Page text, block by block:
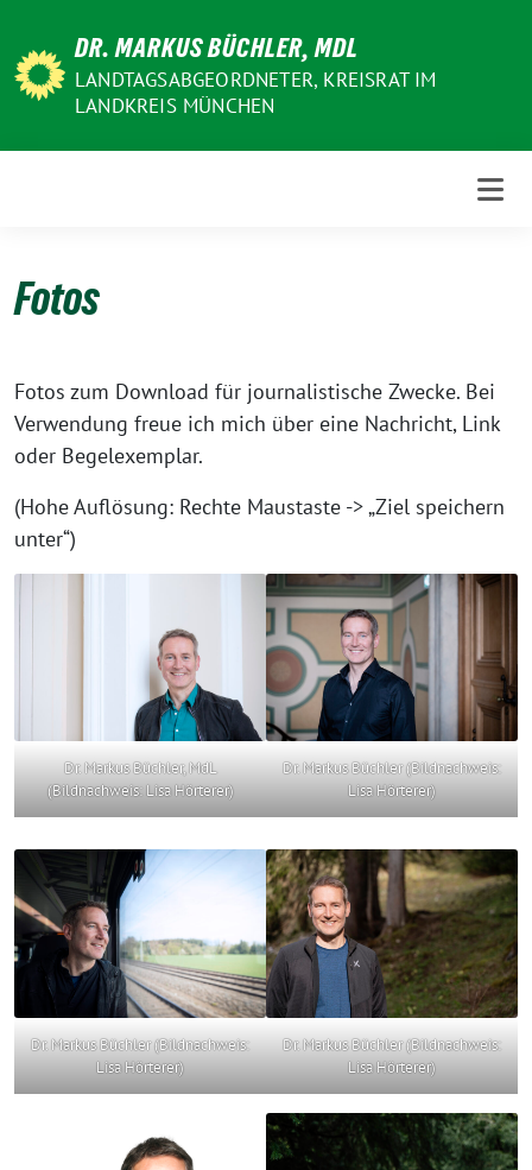
zum
Inhalt
DR. MARKUS BÜCHLER, MDL
LANDTAGSABGEORDNETER, KREISRAT IM
LANDKREIS MÜNCHEN
Fotos
Fotos zum Download für journalistische Zwecke. Bei
Verwendung freue ich mich über eine Nachricht, Link
oder Begelexemplar.
(Hohe Auflösung: Rechte Maustaste -> „Ziel speichern
unter“)
Dr. Markus Büchler, MdL
(Bildnachweis: Lisa Hörterer)
Dr. Markus Büchler (Bildnachweis:
Lisa Hörterer)
Dr. Markus Büchler (Bildnachweis:
Lisa Hörterer)
Dr. Markus Büchler (Bildnachweis:
Lisa Hörterer)